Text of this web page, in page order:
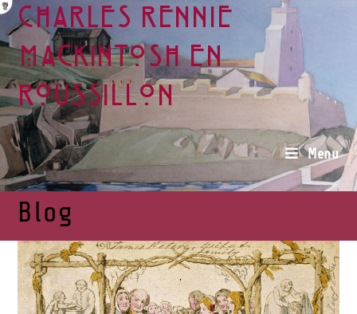
Charles Rennie
Mackintosh en
Roussillon
Menu
Blog